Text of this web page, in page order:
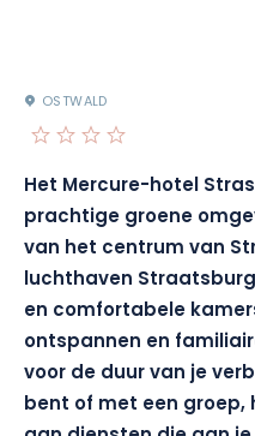
OSTWALD
Het Mercure-hotel
prachtige groene
van het centrum van
luchthaven
en comfortabele
ontspannen en
voor de duur van je
bent of met een